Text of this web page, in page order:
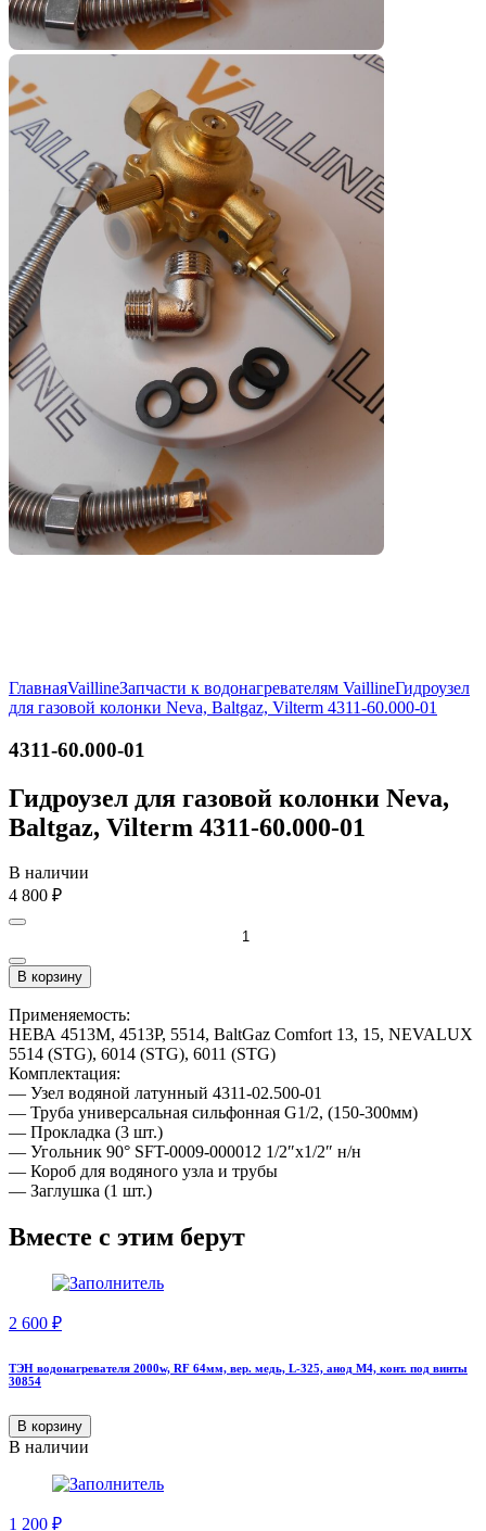
ГлавнаяVaillineЗапчасти к водонагревателям VaillineГидроузел
для газовой колонки Neva, Baltgaz, Vilterm 4311-60.000-01
4311-60.000-01
Гидроузел для газовой колонки Neva,
Baltgaz, Vilterm 4311-60.000-01
В наличии
4 800 ₽
В корзину
Применяемость:
НЕВА 4513М, 4513P, 5514, BaltGaz Comfort 13, 15, NEVALUX
5514 (STG), 6014 (STG), 6011 (STG)
Комплектация:
— Узел водяной латунный 4311-02.500-01
— Труба универсальная сильфонная G1/2, (150-300мм)
— Прокладка (3 шт.)
— Угольник 90° SFT-0009-000012 1/2″х1/2″ н/н
— Короб для водяного узла и трубы
— Заглушка (1 шт.)
Вместе с этим берут
2 600 ₽
ТЭН водонагревателя 2000w, RF 64мм, вер. медь, L-325, анод М4, конт. под винты
30854
В корзину
В наличии
1 200 ₽